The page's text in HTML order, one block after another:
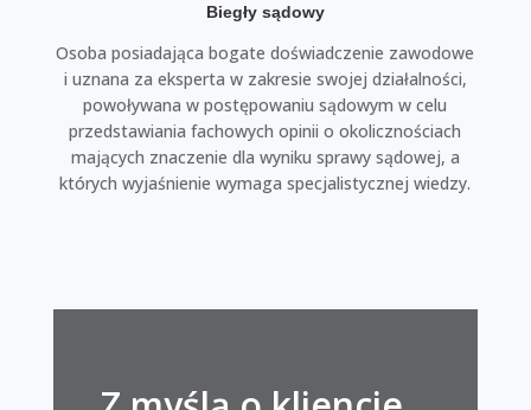
Biegły sądowy
Osoba posiadająca bogate doświadczenie zawodowe
i uznana za eksperta w zakresie swojej działalności,
powoływana w postępowaniu sądowym w celu
przedstawiania fachowych opinii o okolicznościach
mających znaczenie dla wyniku sprawy sądowej, a
których wyjaśnienie wymaga specjalistycznej wiedzy.